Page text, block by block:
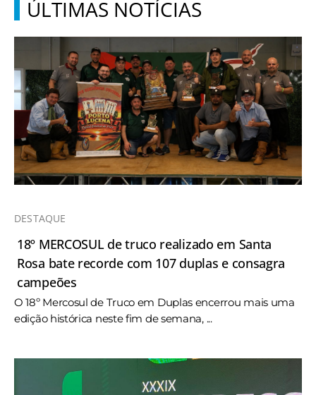
ÚLTIMAS NOTÍCIAS
DESTAQUE
18º MERCOSUL de truco realizado em Santa
Rosa bate recorde com 107 duplas e consagra
campeões
O 18º Mercosul de Truco em Duplas encerrou mais uma
edição histórica neste fim de semana, ...